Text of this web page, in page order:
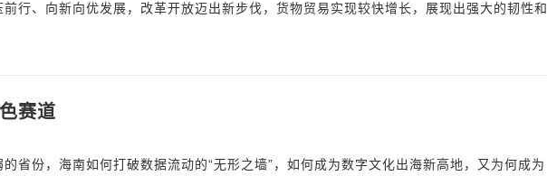
行、向新向优发展，改革开放迈出新步伐，货物贸易实现较快增长，展现出强大的韧性和
赛道
省份，海南如何打破数据流动的“无形之墙”，如何成为数字文化出海新高地，又为何成为